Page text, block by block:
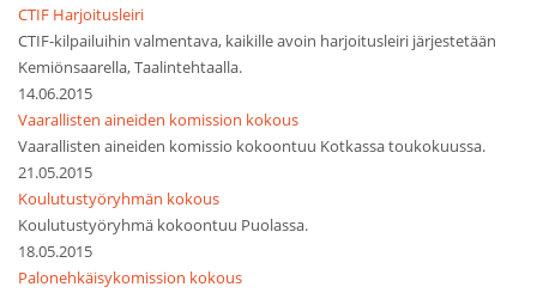
CTIF Harjoitusleiri
CTIF-kilpailuihin valmentava, kaikille avoin harjoitusleiri järjestetään
Kemiönsaarella, Taalintehtaalla.
14.06.2015
Vaarallisten aineiden komission kokous
Vaarallisten aineiden komissio kokoontuu Kotkassa toukokuussa.
21.05.2015
Koulutustyöryhmän kokous
Koulutustyöryhmä kokoontuu Puolassa.
18.05.2015
Palonehkäisykomission kokous